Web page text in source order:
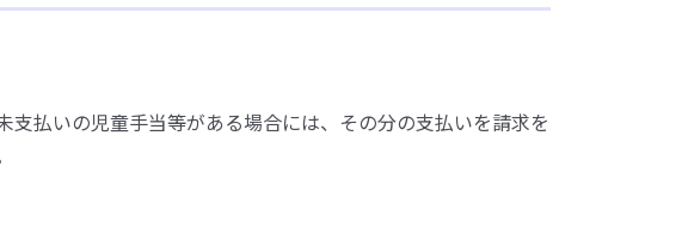
支払いの児童手当等がある場合には、その分の支払いを請求を